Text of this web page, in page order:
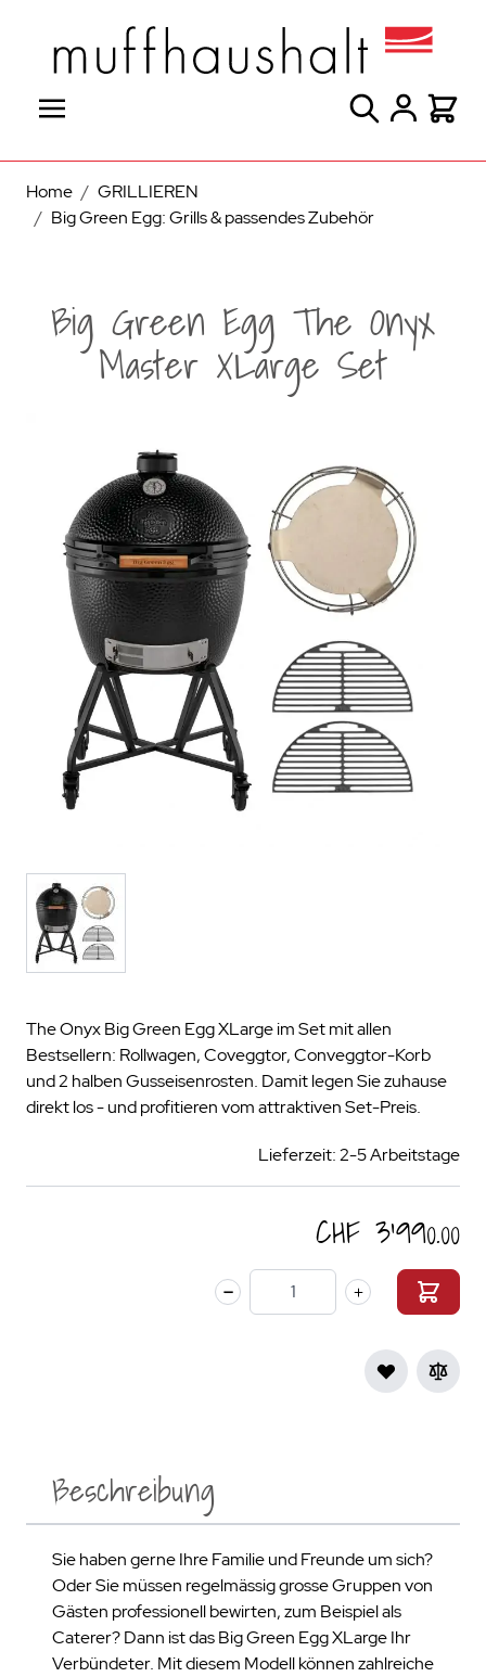
Suche
Home / GRILLIEREN
/ Big Green Egg: Grills & passendes Zubehör
Big Green Egg The Onyx
Master XLarge Set
The Onyx Big Green Egg XLarge im Set mit allen
Bestsellern: Rollwagen, Coveggtor, Conveggtor-Korb
und 2 halben Gusseisenrosten. Damit legen Sie zuhause
direkt los - und profitieren vom attraktiven Set-Preis.
Lieferzeit: 2-5 Arbeitstage
CHF 3’990.00
Menge
Beschreibung
Sie haben gerne Ihre Familie und Freunde um sich?
Oder Sie müssen regelmässig grosse Gruppen von
Gästen professionell bewirten, zum Beispiel als
Caterer? Dann ist das Big Green Egg XLarge Ihr
Verbündeter. Mit diesem Modell können zahlreiche